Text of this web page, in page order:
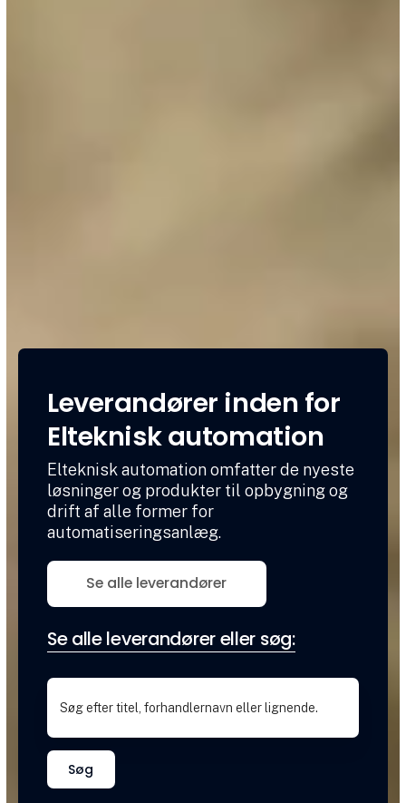
Leverandører inden for
Elteknisk automation
Elteknisk automation omfatter de nyeste
løsninger og produkter til opbygning og
drift af alle former for
automatiseringsanlæg.
Se alle leverandører
Se alle leverandører eller søg:
Søg